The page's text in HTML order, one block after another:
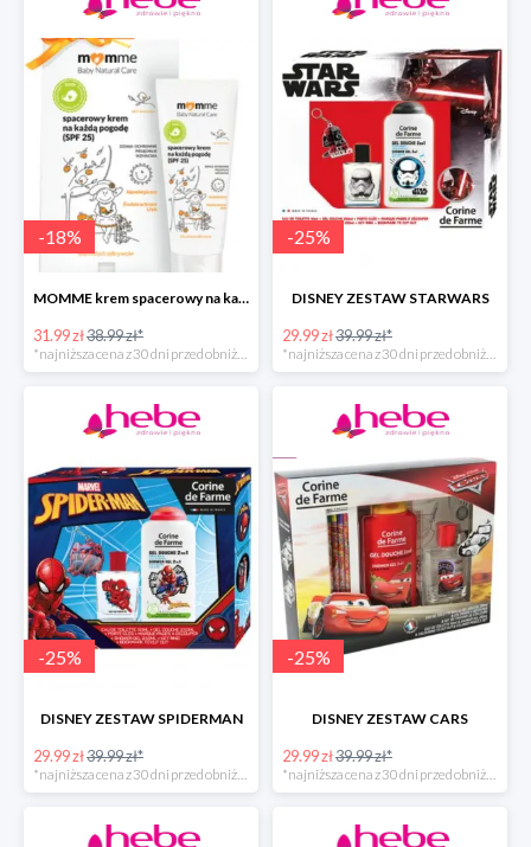
-18%
MOMME krem spacerowy na każdą pogodę do ciała
31.99 zł38.99 zł*
*najniższa cena z 30 dni przed obniżką
-25%
DISNEY ZESTAW STARWARS
29.99 zł39.99 zł*
*najniższa cena z 30 dni przed obniżką
-25%
DISNEY ZESTAW SPIDERMAN
29.99 zł39.99 zł*
-25%
DISNEY ZESTAW CARS
29.99 zł39.99 zł*